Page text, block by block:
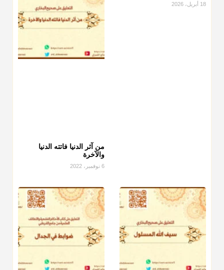
من أخرج زكاة الفطر عن غيره فليخبره قبل دفعها للمستحق لينوي
، فإلم يعلم إلا بعد ذلك لم تجزه لقولهﷺ:
@d_alshamrani
دفعزكاة الفطر
للمسكين القريب صدقة وصلة وهو أفضل من دفعها
للبعيد ولا تغرك مظاهر ووظائف بعض الأقارب فإن صراعهم مع
متطلبات الحياة كبير
منذ 3 شهر
18 أبريل، 2026
من آثر الدنيا فاتته الدنيا
والآخرة
6 نوفمبر، 2022